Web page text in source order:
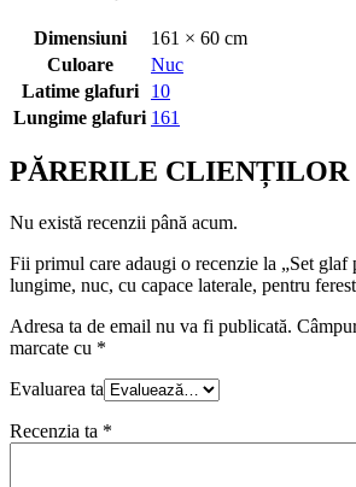
Dimensiuni
161 × 60 cm
Culoare
Nuc
Latime glafuri
10
Lungime glafuri 161
PĂRERILE CLIENȚILOR
Nu există recenzii până acum.
Fii primul care adaugi o recenzie la „Set glaf
lungime, nuc, cu capace laterale, pentru
Adresa ta de email nu va fi publicată.
marcate cu *
Evaluarea ta
Recenzia ta *